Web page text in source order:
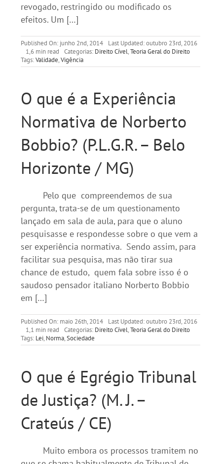
revogado, restringido ou modificado os
efeitos. Um […]
Published On: junho 2nd, 2014
Last Updated: outubro 23rd, 2016
1,6 min read
Categorias: Direito Cível,Teoria Geral do Direito
Tags:Validade,Vigência
O que é a Experiência
Normativa de Norberto
Bobbio? (P.L.G.R. – Belo
Horizonte / MG)
Pelo que compreendemos de sua
pergunta, trata-se de um questionamento
lançado em sala de aula, para que o aluno
pesquisasse e respondesse sobre o que vem a
ser experiência normativa. Sendo assim, para
facilitar sua pesquisa, mas não tirar sua
chance de estudo, quem fala sobre isso é o
saudoso pensador italiano Norberto Bobbio
em […]
Published On: maio 26th, 2014
Last Updated: outubro 23rd, 2016
1,1 min read
Categorias: Direito Cível,Teoria Geral do Direito
Tags: Lei, Norma,Sociedade
O que é Egrégio Tribunal
de Justiça? (M. J. –
Crateús / CE)
Muito embora os processos tramitem no